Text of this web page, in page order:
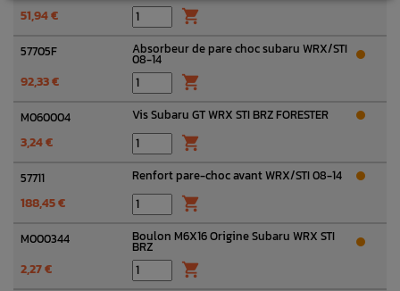
51,94 € 
57705F Absorbeur de pare choc subaru WRX/STI
08-14
92,33 € 
M060004 Vis Subaru GT WRX STI BRZ FORESTER
3,24 € 
57711 Renfort pare-choc avant WRX/STI 08-14
188,45 € 
M000344 Boulon M6X16 Origine Subaru WRX STI
BRZ
2,27 € 